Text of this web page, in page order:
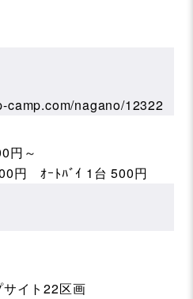
camp.com/nagano/12322
円～
円 ｵｰﾄﾊﾞｲ 1台 500円
イト22区画